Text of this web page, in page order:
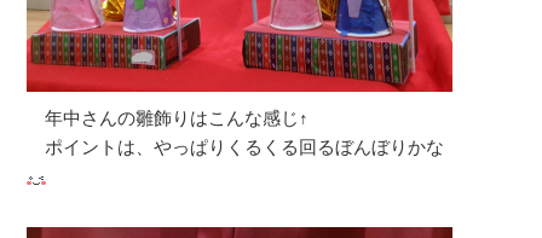
年中さんの雛飾りはこんな感じ↑
ポイントは、やっぱりくるくる回るぼんぼりかな